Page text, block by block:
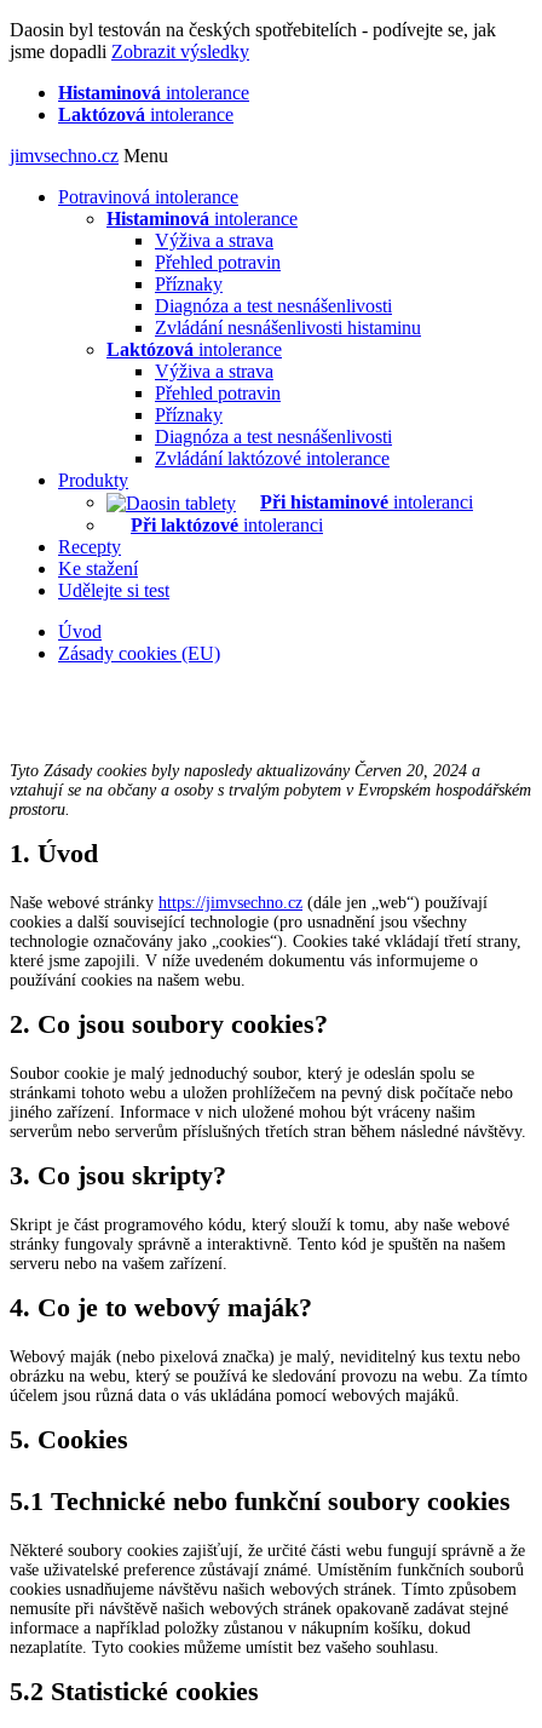
Daosin byl testován na českých spotřebitelích - podívejte se, jak
jsme dopadli Zobrazit výsledky
Histaminová intolerance
Laktózová intolerance
jimvsechno.cz Menu
Potravinová intolerance
Histaminová intolerance
Výživa a strava
Přehled potravin
Příznaky
Diagnóza a test nesnášenlivosti
Zvládání nesnášenlivosti histaminu
Laktózová intolerance
Výživa a strava
Přehled potravin
Příznaky
Diagnóza a test nesnášenlivosti
Zvládání laktózové intolerance
Produkty
Při histaminové intoleranci
Při laktózové intoleranci
Recepty
Ke stažení
Udělejte si test
Úvod
Zásady cookies (EU)
Tyto Zásady cookies byly naposledy aktualizovány Červen 20, 2024 a
vztahují se na občany a osoby s trvalým pobytem v Evropském hospodářském
prostoru.
1. Úvod
Naše webové stránky https://jimvsechno.cz (dále jen „web“) používají
cookies a další související technologie (pro usnadnění jsou všechny
technologie označovány jako „cookies“). Cookies také vkládají třetí strany,
které jsme zapojili. V níže uvedeném dokumentu vás informujeme o
používání cookies na našem webu.
2. Co jsou soubory cookies?
Soubor cookie je malý jednoduchý soubor, který je odeslán spolu se
stránkami tohoto webu a uložen prohlížečem na pevný disk počítače nebo
jiného zařízení. Informace v nich uložené mohou být vráceny našim
serverům nebo serverům příslušných třetích stran během následné návštěvy.
3. Co jsou skripty?
Skript je část programového kódu, který slouží k tomu, aby naše webové
stránky fungovaly správně a interaktivně. Tento kód je spuštěn na našem
serveru nebo na vašem zařízení.
4. Co je to webový maják?
Webový maják (nebo pixelová značka) je malý, neviditelný kus textu nebo
obrázku na webu, který se používá ke sledování provozu na webu. Za tímto
účelem jsou různá data o vás ukládána pomocí webových majáků.
5. Cookies
5.1 Technické nebo funkční soubory cookies
Některé soubory cookies zajišťují, že určité části webu fungují správně a že
vaše uživatelské preference zůstávají známé. Umístěním funkčních souborů
cookies usnadňujeme návštěvu našich webových stránek. Tímto způsobem
nemusíte při návštěvě našich webových stránek opakovaně zadávat stejné
informace a například položky zůstanou v nákupním košíku, dokud
nezaplatíte. Tyto cookies můžeme umístit bez vašeho souhlasu.
5.2 Statistické cookies